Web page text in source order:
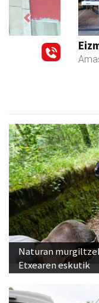
Eizmendi anaiak
Amasa-Villabona -
Previous
Naturan
Etxearen eskutik